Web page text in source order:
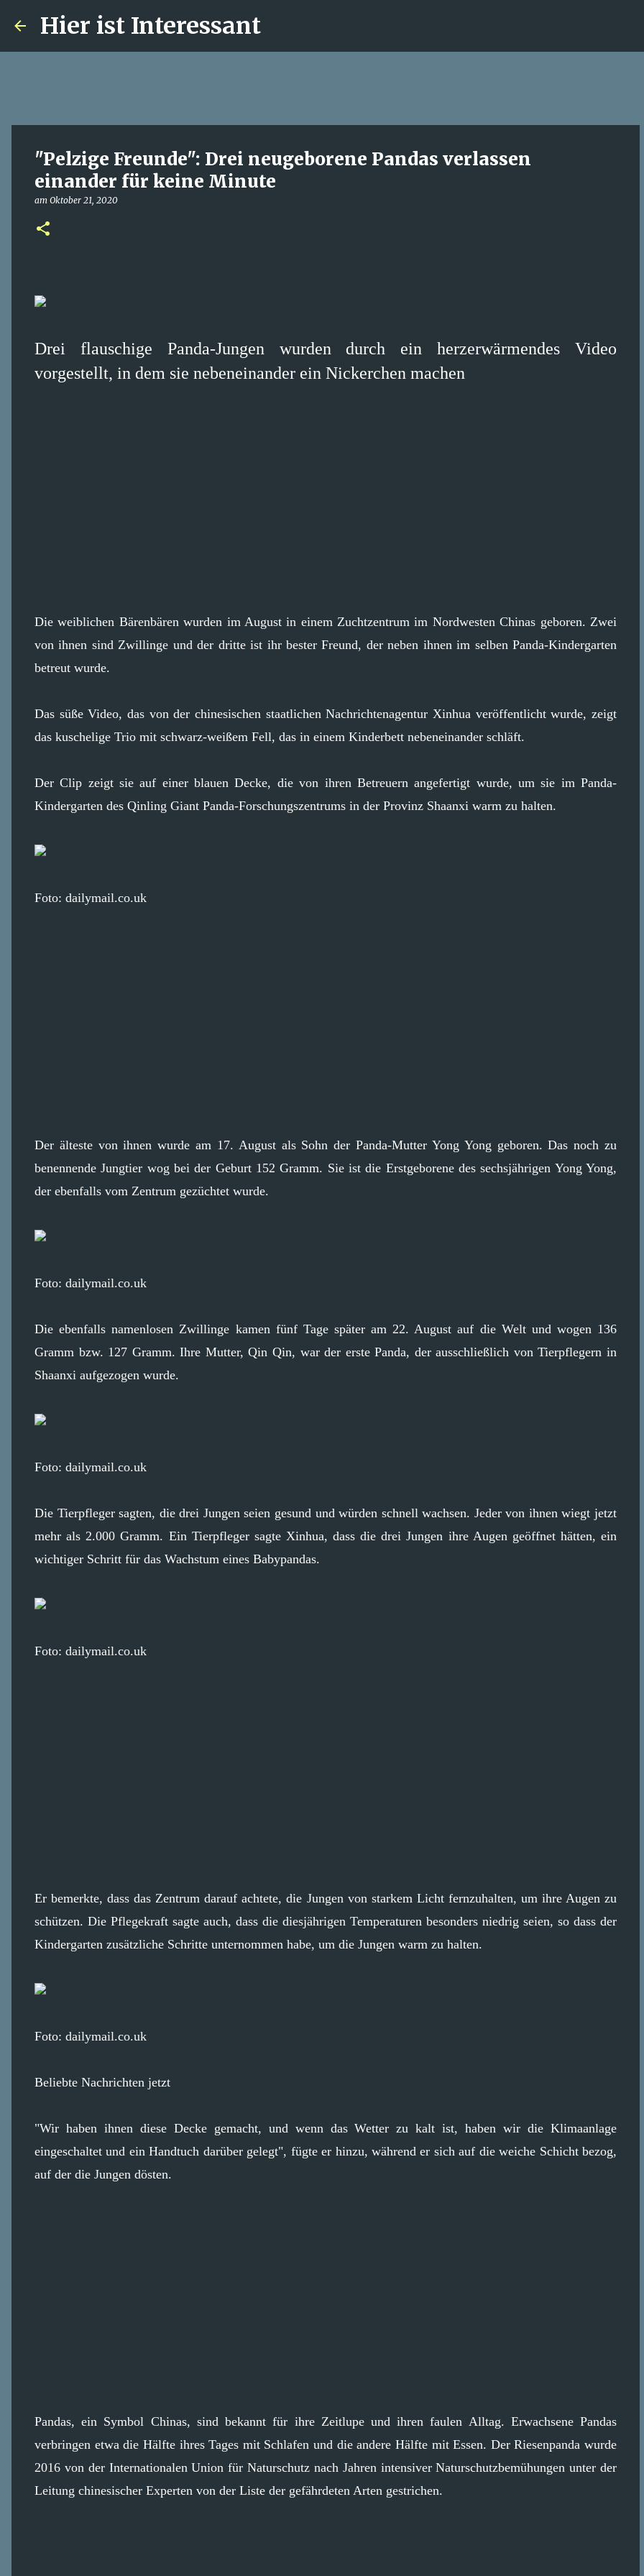
Hier ist Interessant
"Pelzige Freunde": Drei neugeborene Pandas verlassen
einander für keine Minute
am Oktober 21, 2020
Drei flauschige Panda-Jungen wurden durch ein herzerwärmendes Video
vorgestellt, in dem sie nebeneinander ein Nickerchen machen
Die weiblichen Bärenbären wurden im August in einem Zuchtzentrum im Nordwesten Chinas geboren. Zwei
von ihnen sind Zwillinge und der dritte ist ihr bester Freund, der neben ihnen im selben Panda-Kindergarten
betreut wurde.
Das süße Video, das von der chinesischen staatlichen Nachrichtenagentur Xinhua veröffentlicht wurde, zeigt
das kuschelige Trio mit schwarz-weißem Fell, das in einem Kinderbett nebeneinander schläft.
Der Clip zeigt sie auf einer blauen Decke, die von ihren Betreuern angefertigt wurde, um sie im Panda-
Kindergarten des Qinling Giant Panda-Forschungszentrums in der Provinz Shaanxi warm zu halten.
Foto: dailymail.co.uk
Der älteste von ihnen wurde am 17. August als Sohn der Panda-Mutter Yong Yong geboren. Das noch zu
benennende Jungtier wog bei der Geburt 152 Gramm. Sie ist die Erstgeborene des sechsjährigen Yong Yong,
der ebenfalls vom Zentrum gezüchtet wurde.
Foto: dailymail.co.uk
Die ebenfalls namenlosen Zwillinge kamen fünf Tage später am 22. August auf die Welt und wogen 136
Gramm bzw. 127 Gramm. Ihre Mutter, Qin Qin, war der erste Panda, der ausschließlich von Tierpflegern in
Shaanxi aufgezogen wurde.
Foto: dailymail.co.uk
Die Tierpfleger sagten, die drei Jungen seien gesund und würden schnell wachsen. Jeder von ihnen wiegt jetzt
mehr als 2.000 Gramm. Ein Tierpfleger sagte Xinhua, dass die drei Jungen ihre Augen geöffnet hätten, ein
wichtiger Schritt für das Wachstum eines Babypandas.
Foto: dailymail.co.uk
Er bemerkte, dass das Zentrum darauf achtete, die Jungen von starkem Licht fernzuhalten, um ihre Augen zu
schützen. Die Pflegekraft sagte auch, dass die diesjährigen Temperaturen besonders niedrig seien, so dass der
Kindergarten zusätzliche Schritte unternommen habe, um die Jungen warm zu halten.
Foto: dailymail.co.uk
Beliebte Nachrichten jetzt
"Wir haben ihnen diese Decke gemacht, und wenn das Wetter zu kalt ist, haben wir die Klimaanlage
eingeschaltet und ein Handtuch darüber gelegt", fügte er hinzu, während er sich auf die weiche Schicht bezog,
auf der die Jungen dösten.
Pandas, ein Symbol Chinas, sind bekannt für ihre Zeitlupe und ihren faulen Alltag. Erwachsene Pandas
verbringen etwa die Hälfte ihres Tages mit Schlafen und die andere Hälfte mit Essen. Der Riesenpanda wurde
2016 von der Internationalen Union für Naturschutz nach Jahren intensiver Naturschutzbemühungen unter der
Leitung chinesischer Experten von der Liste der gefährdeten Arten gestrichen.